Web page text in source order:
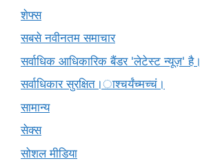
शेफ्स
सबसे नवीनतम समाचार
सर्वाधिक आधिकारिक बैंडर 'लेटेस्ट न्यूज़' है।
सर्वाधिकार सुरक्षित।ाश्चर्यंच्मच्चं।
सामान्य
सेक्स
सोशल मीडिया